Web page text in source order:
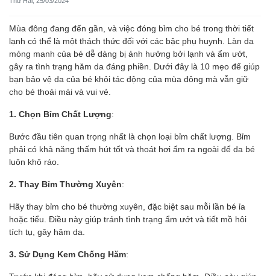
Mùa đông đang đến gần, và việc đóng bỉm cho bé trong thời tiết
lạnh có thể là một thách thức đối với các bậc phụ huynh. Làn da
mỏng manh của bé dễ dàng bị ảnh hưởng bởi lạnh và ẩm ướt,
gây ra tình trạng hăm da đáng phiền. Dưới đây là 10 mẹo để giúp
bạn bảo vệ da của bé khỏi tác động của mùa đông mà vẫn giữ
cho bé thoải mái và vui vẻ.
1. Chọn Bỉm Chất Lượng:
Bước đầu tiên quan trọng nhất là chọn loại bỉm chất lượng. Bỉm
phải có khả năng thấm hút tốt và thoát hơi ẩm ra ngoài để da bé
luôn khô ráo.
2. Thay Bỉm Thường Xuyên:
Hãy thay bỉm cho bé thường xuyên, đặc biệt sau mỗi lần bé ỉa
hoặc tiểu. Điều này giúp tránh tình trạng ẩm ướt và tiết mồ hôi
tích tụ, gây hăm da.
3. Sử Dụng Kem Chống Hăm: